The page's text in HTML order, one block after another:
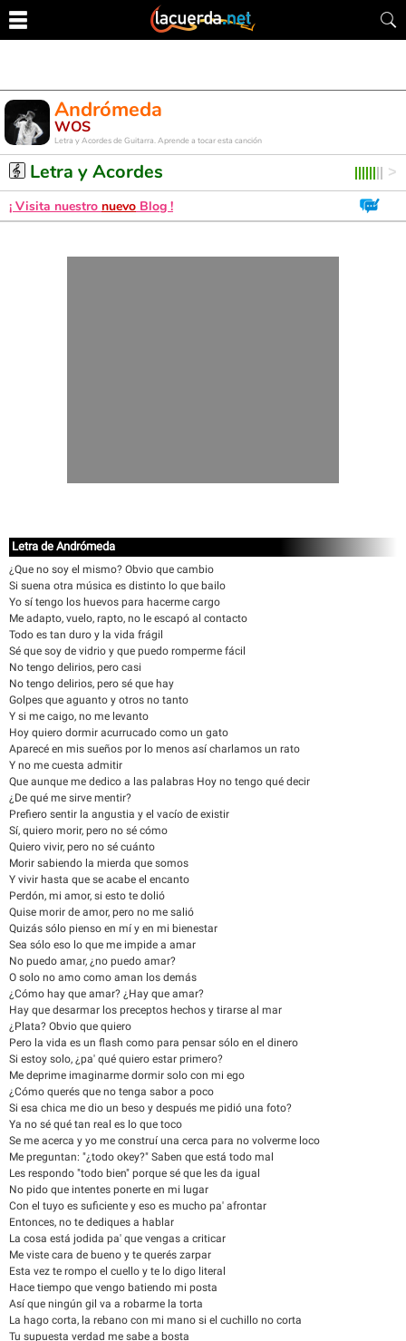
Andrómeda
WOS
Letra y Acordes de Guitarra. Aprende a tocar esta canción
Letra y Acordes
¡ Visita nuestro nuevo Blog !
Letra de Andrómeda
¿Que no soy el mismo? Obvio que cambio
Si suena otra música es distinto lo que bailo
Yo sí tengo los huevos para hacerme cargo
Me adapto, vuelo, rapto, no le escapó al contacto
Todo es tan duro y la vida frágil
Sé que soy de vidrio y que puedo romperme fácil
No tengo delirios, pero casi
No tengo delirios, pero sé que hay
Golpes que aguanto y otros no tanto
Y si me caigo, no me levanto
Hoy quiero dormir acurrucado como un gato
Aparecé en mis sueños por lo menos así charlamos un rato
Y no me cuesta admitir
Que aunque me dedico a las palabras Hoy no tengo qué decir
¿De qué me sirve mentir?
Prefiero sentir la angustia y el vacío de existir
Sí, quiero morir, pero no sé cómo
Quiero vivir, pero no sé cuánto
Morir sabiendo la mierda que somos
Y vivir hasta que se acabe el encanto
Perdón, mi amor, si esto te dolió
Quise morir de amor, pero no me salió
Quizás sólo pienso en mí y en mi bienestar
Sea sólo eso lo que me impide a amar
No puedo amar, ¿no puedo amar?
O solo no amo como aman los demás
¿Cómo hay que amar? ¿Hay que amar?
Hay que desarmar los preceptos hechos y tirarse al mar
¿Plata? Obvio que quiero
Pero la vida es un flash como para pensar sólo en el dinero
Si estoy solo, ¿pa' qué quiero estar primero?
Me deprime imaginarme dormir solo con mi ego
¿Cómo querés que no tenga sabor a poco
Si esa chica me dio un beso y después me pidió una foto?
Ya no sé qué tan real es lo que toco
Se me acerca y yo me construí una cerca para no volverme loco
Me preguntan: "¿todo okey?" Saben que está todo mal
Les respondo "todo bien" porque sé que les da igual
No pido que intentes ponerte en mi lugar
Con el tuyo es suficiente y eso es mucho pa' afrontar
Entonces, no te dediques a hablar
La cosa está jodida pa' que vengas a criticar
Me viste cara de bueno y te querés zarpar
Esta vez te rompo el cuello y te lo digo literal
Hace tiempo que vengo batiendo mi posta
Así que ningún gil va a robarme la torta
La hago corta, la rebano con mi mano si el cuchillo no corta
Tu supuesta verdad me sabe a bosta